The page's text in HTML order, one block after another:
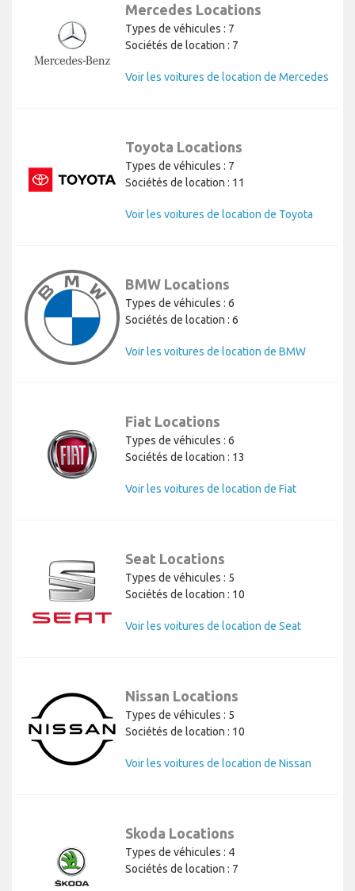
Mercedes Locations
Types de véhicules : 7
Sociétés de location : 7
Voir les voitures de location de Mercedes
Toyota Locations
Types de véhicules : 7
Sociétés de location : 11
Voir les voitures de location de Toyota
BMW Locations
Types de véhicules : 6
Sociétés de location : 6
Voir les voitures de location de BMW
Fiat Locations
Types de véhicules : 6
Sociétés de location : 13
Voir les voitures de location de Fiat
Seat Locations
Types de véhicules : 5
Sociétés de location : 10
Voir les voitures de location de Seat
Nissan Locations
Types de véhicules : 5
Sociétés de location : 10
Voir les voitures de location de Nissan
Skoda Locations
Types de véhicules : 4
Sociétés de location : 7